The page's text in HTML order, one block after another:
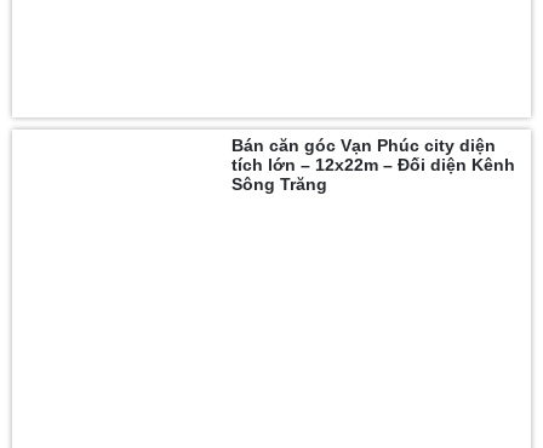
Bán căn góc Vạn Phúc city diện
tích lớn – 12x22m – Đối diện Kênh
Sông Trăng